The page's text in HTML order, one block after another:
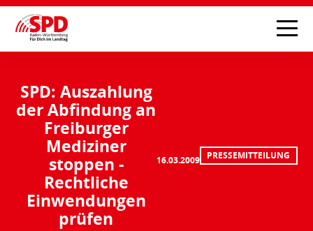
SPD: Auszahlung
der Abfindung an
Freiburger
Mediziner
stoppen -
Rechtliche
Einwendungen
prüfen
16.03.2009 PRESSEMITTEILUNG